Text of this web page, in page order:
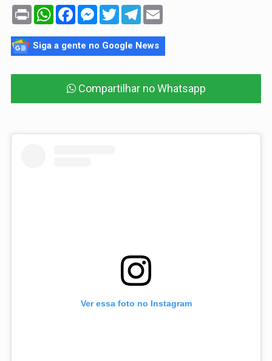
Print WhatsAppFacebookMessenger
TwitterTelegram
Siga a gente no Google News
Compartilhar no Whatsapp
Ver essa foto no Instagram